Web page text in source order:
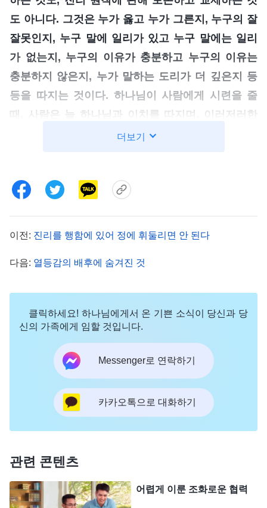
도 아니다. 그것은 누가 옳고 누가 그른지, 누구의 잘
잘못인지, 누구 말에 일리가 있고 누구 말에는 일리
가 없는지, 누구의 이유가 충분하고 누구의 이유는
충분하지 않은지, 누가 말하는 도리가 더 깊은지 등
등을 따지는 것이다. 하나님이 사람에게 시련을 줄
때, 사람은 늘 하나님과 이치를 따지며, 이러저러한
이유와 원인을 댄다. 하나님이 너와 그런 것들을 논
물어보겠느냐? 하나님은 그런 것들을 묻지 않는다.
를 취했는지, 아니면 반항하는 태도를 취했는지 물어
순종했는지만 물어본다. 하나님은 다른 것이 아니라
한지도 보지 않는다. 하나님은 절대 그러한 것들을
보지 않는다. 하나님은 그저 네가 순종했는지를 볼
뿐이다. 네가 살아온 환경이나 그 당시에 네가 처한
상황이 어땠는지와는 무관하게, 하나님은 네게 순종
하는 마음이 있었는지, 네가 순종하는 태도를 보였는
지 감찰할 뿐이다. 하나님은 너와 시비를 따지지 않
나님은 오직 네가 진실로 순종했는지에만 관심이 있
이 진리 원칙이 아니냐? 시비를 가리고 설전을 벌이
더보기
이전: 진리를 행함에 있어 정에 휘둘리면 안 된다
다음: 열등감의 배후에 숨겨진 것
클릭하세요! 하나님에게서 온 기쁜 소식이 당신과 당
신의 가족에게 임할 것입니다.
Messenger로 연락하기
카카오톡으로 대화하기
관련 콘텐츠
어렵게 이룬 조화로운 협력